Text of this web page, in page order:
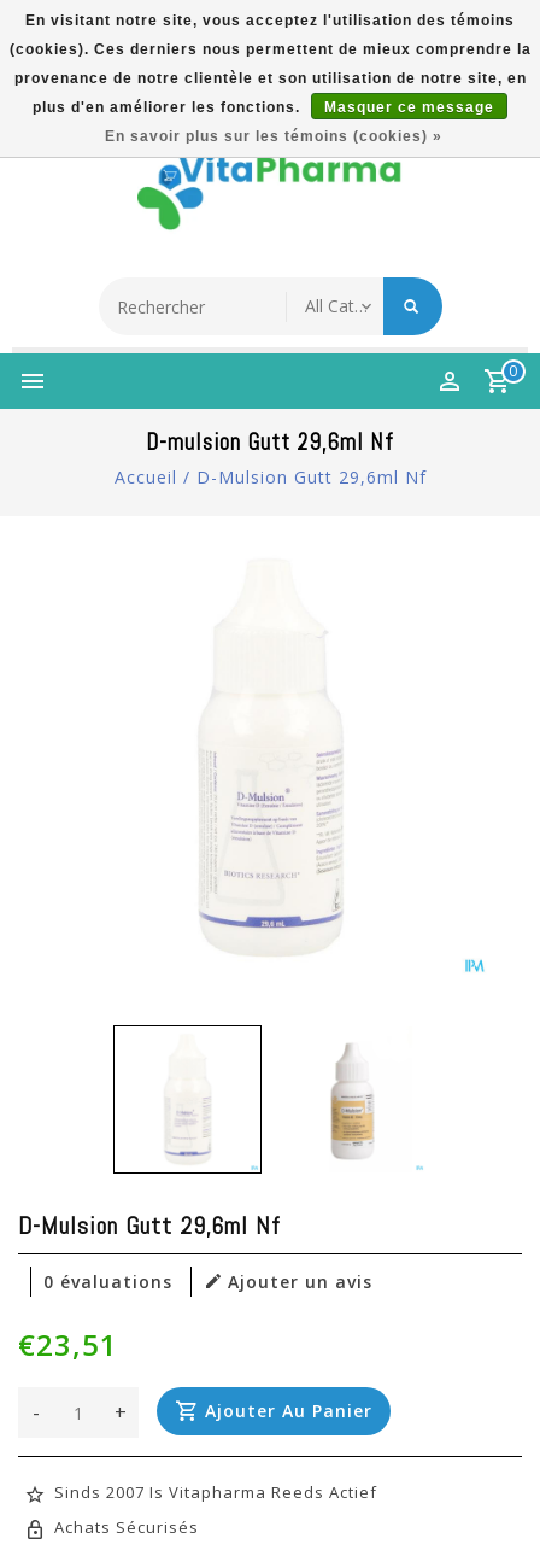
5% Korting Na Aanmelding Op Nieuwsbrief | Gratis
Verzending Vanaf €49 | Online Sinds 2007
Français
0
D-mulsion Gutt 29,6ml Nf
Accueil / D-Mulsion Gutt 29,6ml Nf
D-Mulsion Gutt 29,6ml Nf
0 évaluations Ajouter un avis
€23,51
+
- Ajouter Au Panier
Sinds 2007 Is Vitapharma Reeds Actief
Achats Sécurisés
En visitant notre site, vous acceptez l'utilisation des témoins
(cookies). Ces derniers nous permettent de mieux comprendre la
provenance de notre clientèle et son utilisation de notre site, en
plus d'en améliorer les fonctions.
Masquer ce message
En savoir plus sur les témoins (cookies) »